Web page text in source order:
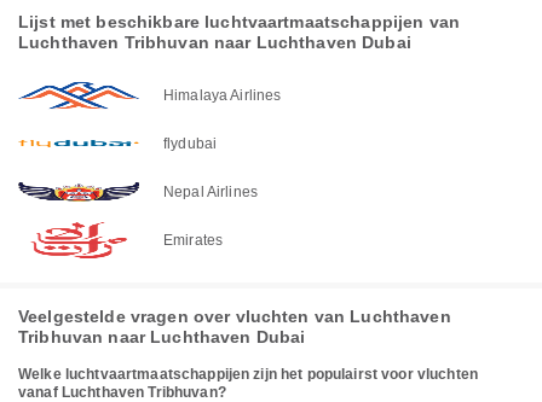
Lijst met beschikbare luchtvaartmaatschappijen van
Luchthaven Tribhuvan naar Luchthaven Dubai
Himalaya Airlines
flydubai
Nepal Airlines
Emirates
Veelgestelde vragen over vluchten van Luchthaven
Tribhuvan naar Luchthaven Dubai
Welke luchtvaartmaatschappijen zijn het populairst voor vluchten
vanaf Luchthaven Tribhuvan?